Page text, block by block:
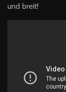
und breit!